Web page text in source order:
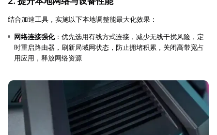
结合加速工具，实施以下本地调整能最大化效果：
网络连接强化：优先选用有线方式连接，减少无线干扰风险，定
时重启路由器，刷新局域网状态，防止拥堵积累，关闭高带宽占
用应用，释放网络资源